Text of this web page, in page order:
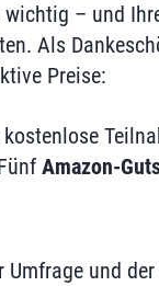
– und
Als
Preise:
Amazon-
Umfrage und